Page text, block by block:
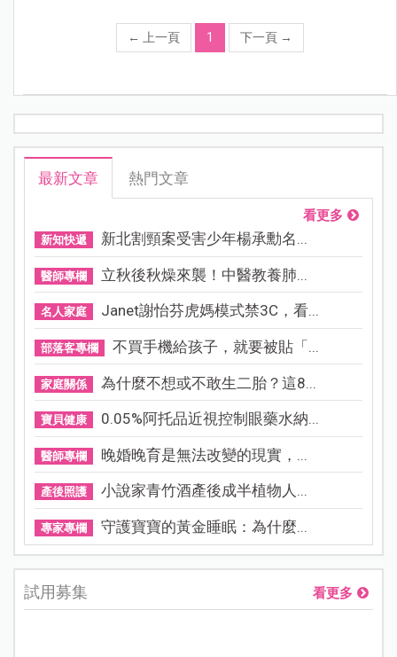
← 上一頁 1 下一頁 →
最新文章 熱門文章
看更多
新知快遞 新北割頸案受害少年楊承勳名...
醫師專欄 立秋後秋燥來襲！中醫教養肺...
名人家庭 Janet謝怡芬虎媽模式禁3C，看...
部落客專欄 不買手機給孩子，就要被貼「...
家庭關係 為什麼不想或不敢生二胎？這8...
寶貝健康 0.05%阿托品近視控制眼藥水納...
醫師專欄 晚婚晚育是無法改變的現實，...
產後照護 小說家青竹酒產後成半植物人...
專家專欄 守護寶寶的黃金睡眠：為什麼...
試用募集 看更多